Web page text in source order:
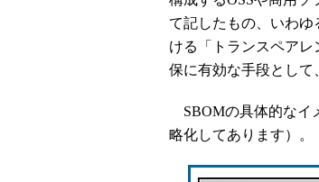
て記したもの、いわ
ける「トランスペア
保に有効な手段として
SBOMの具体的なイ
略化してあります）。